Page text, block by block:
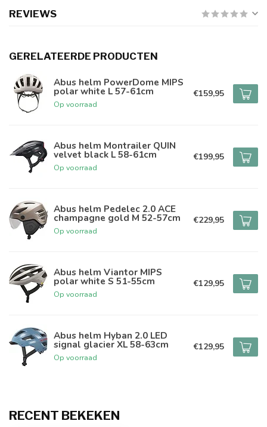
REVIEWS
GERELATEERDE PRODUCTEN
Abus helm PowerDome MIPS
polar white L 57-61cm
Op voorraad
€159,95
Abus helm Montrailer QUIN
velvet black L 58-61cm
Op voorraad
€199,95
Abus helm Pedelec 2.0 ACE
champagne gold M 52-57cm
Op voorraad
€229,95
Abus helm Viantor MIPS
polar white S 51-55cm
Op voorraad
€129,95
Abus helm Hyban 2.0 LED
signal glacier XL 58-63cm
Op voorraad
€129,95
RECENT BEKEKEN